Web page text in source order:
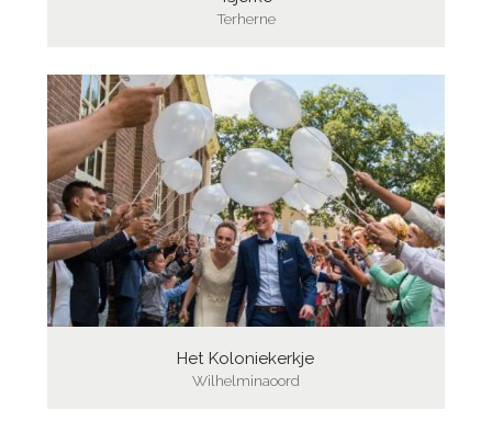
Terherne
Het Koloniekerkje
Wilhelminaoord